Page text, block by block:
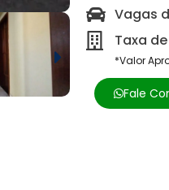
Vagas
Taxa
*Valor
Fale